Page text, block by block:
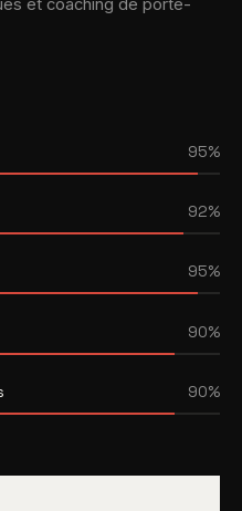
et coaching de porte-
95%
92%
95%
90%
90%